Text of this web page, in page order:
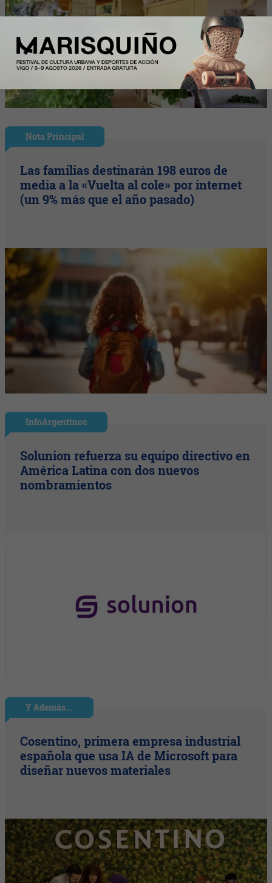
Nota Principal
Las familias destinarán 198 euros de
media a la «Vuelta al cole» por internet
(un 9% más que el año pasado)
InfoArgentinos
Solunion refuerza su equipo directivo en
América Latina con dos nuevos
nombramientos
Y Además...
Cosentino, primera empresa industrial
española que usa IA de Microsoft para
diseñar nuevos materiales